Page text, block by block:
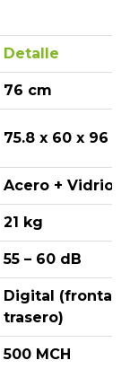
Detalle
76 cm
75.8 x 60 x 96 –
Acero + Vidrio
21 kg
55 – 60 dB
Digital (frontal +
trasero)
500 MCH